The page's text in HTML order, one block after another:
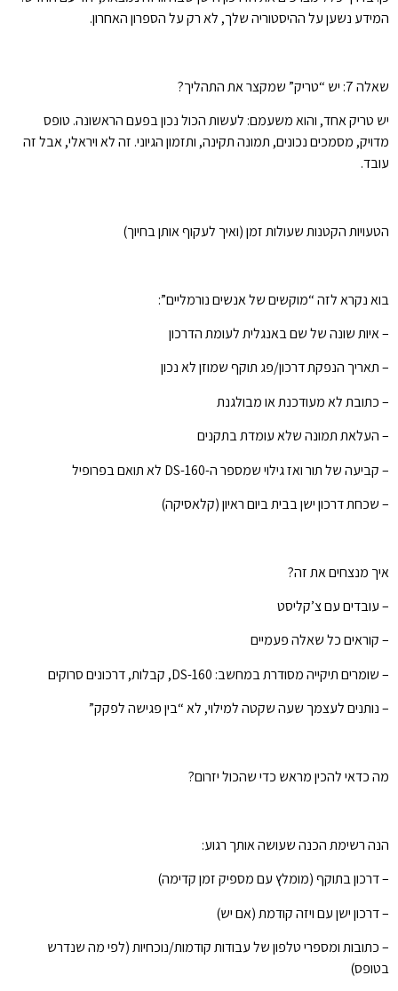
המידע נשען על ההיסטוריה שלך, לא רק על הספרון האחרון.
שאלה 7: יש “טריק” שמקצר את התהליך?
יש טריק אחד, והוא משעמם: לעשות הכול נכון בפעם הראשונה. טופס
מדויק, מסמכים נכונים, תמונה תקינה, ותזמון הגיוני. זה לא ויראלי, אבל זה
עובד.
הטעויות הקטנות שעולות זמן (ואיך לעקוף אותן בחיוך)
בוא נקרא לזה “מוקשים של אנשים נורמליים”:
– איות שונה של שם באנגלית לעומת הדרכון
– תאריך הנפקת דרכון/פג תוקף שמוזן לא נכון
– כתובת לא מעודכנת או מבולגנת
– העלאת תמונה שלא עומדת בתקנים
– קביעה של תור ואז גילוי שמספר ה-DS-160 לא תואם בפרופיל
– שכחת דרכון ישן בבית ביום ראיון (קלאסיקה)
איך מנצחים את זה?
– עובדים עם צ’קליסט
– קוראים כל שאלה פעמיים
– שומרים תיקייה מסודרת במחשב: DS-160, קבלות, דרכונים סרוקים
– נותנים לעצמך שעה שקטה למילוי, לא “בין פגישה לפקק”
מה כדאי להכין מראש כדי שהכול יזרום?
הנה רשימת הכנה שעושה אותך רגוע:
– דרכון בתוקף (מומלץ עם מספיק זמן קדימה)
– דרכון ישן עם ויזה קודמת (אם יש)
– כתובות ומספרי טלפון של עבודות קודמות/נוכחיות (לפי מה שנדרש
בטופס)